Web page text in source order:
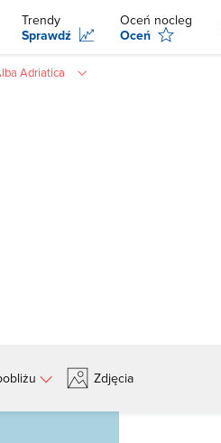
Trendy
Sprawdź
Oceń nocleg
Oceń
Adriatica
Zdjęcia